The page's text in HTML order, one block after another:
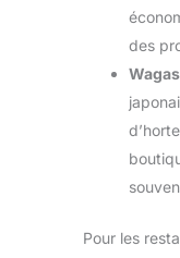
des
Pour les